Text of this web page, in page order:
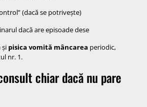
(dacă se potrivește)
dacă are episoade dese
și pisica vomită mâncarea periodic,
nr. 1.
chiar dacă nu pare